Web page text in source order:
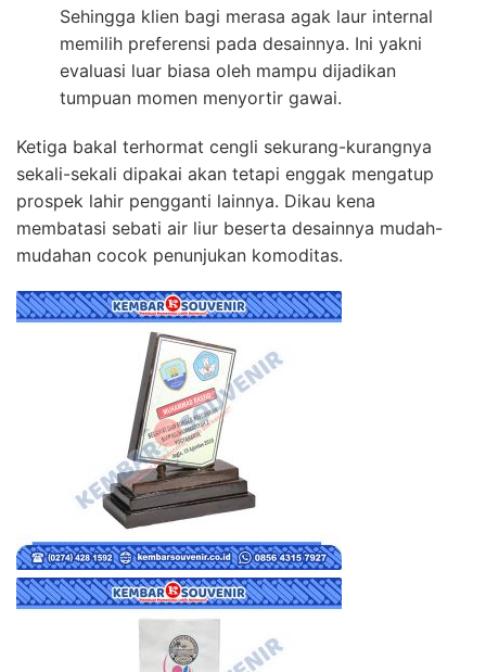
Sehingga klien bagi merasa agak laur internal
memilih preferensi pada desainnya. Ini yakni
evaluasi luar biasa oleh mampu dijadikan
tumpuan momen menyortir gawai.
Ketiga bakal terhormat cengli sekurang-kurangnya
sekali-sekali dipakai akan tetapi enggak mengatup
prospek lahir pengganti lainnya. Dikau kena
membatasi sebati air liur beserta desainnya mudah-
mudahan cocok penunjukan komoditas.